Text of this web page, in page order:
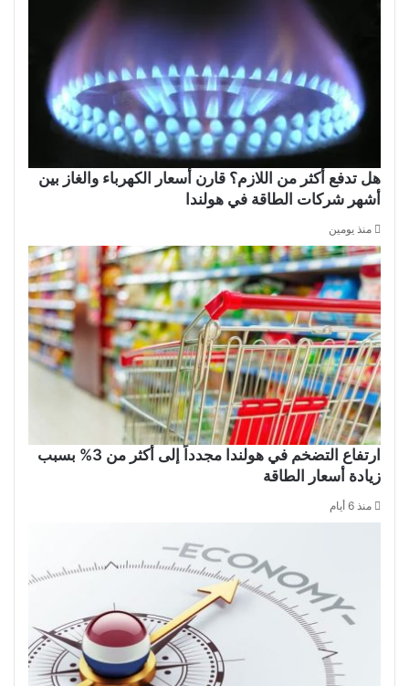
هل تدفع أكثر من اللازم؟ قارن أسعار الكهرباء والغاز بين
أشهر شركات الطاقة في هولندا
منذ يومين
ارتفاع التضخم في هولندا مجدداً إلى أكثر من 3% بسبب
زيادة أسعار الطاقة
منذ 6 أيام